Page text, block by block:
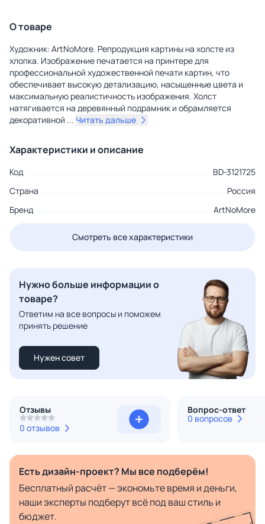
О товаре
Художник: ArtNoMore. Репродукция картины на холсте из
хлопка. Изображение печатается на принтере для
профессиональной художественной печати картин, что
обеспечивает высокую детализацию, насыщенные цвета и
максимальную реалистичность изображения. Холст
натягивается на деревянный подрамник и обрамляется
декоративной ... Читать дальше
Характеристики и описание
Код
BD-3121725
Страна
Россия
Бренд
ArtNoMore
Смотреть все характеристики
Нужно больше информации о
товаре?
Ответим на все вопросы и поможем
принять решение
Нужен совет
Отзывы
0 отзывов
Вопрос-ответ
0 вопросов
Есть дизайн-проект? Мы все подберём!
Бесплатный расчёт — экономьте время и деньги,
наши эксперты подберут всё под ваш стиль и
бюджет.